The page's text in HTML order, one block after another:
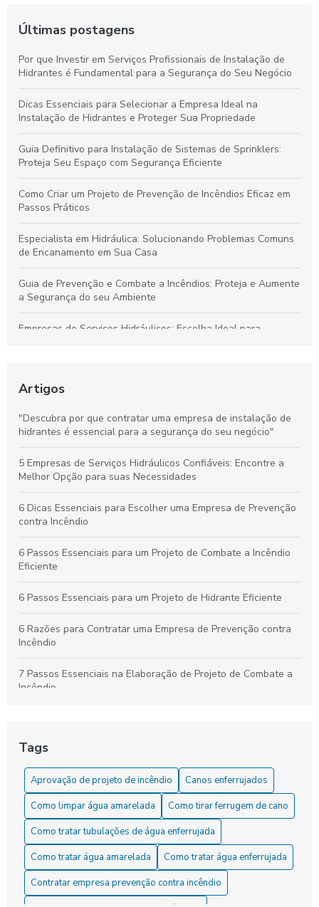
Últimas postagens
Por que Investir em Serviços Profissionais de Instalação de
Hidrantes é Fundamental para a Segurança do Seu Negócio
Dicas Essenciais para Selecionar a Empresa Ideal na
Instalação de Hidrantes e Proteger Sua Propriedade
Guia Definitivo para Instalação de Sistemas de Sprinklers:
Proteja Seu Espaço com Segurança Eficiente
Como Criar um Projeto de Prevenção de Incêndios Eficaz em
Passos Práticos
Especialista em Hidráulica: Solucionando Problemas Comuns
de Encanamento em Sua Casa
Guia de Prevenção e Combate a Incêndios: Proteja e Aumente
a Segurança do seu Ambiente
Empresas de Serviços Hidráulicos: Escolha Ideal para
Conhecimento
Proteja Seu Patrimônio: Descubra Como uma Empresa de
Prevenção Contra Incêndio Pode Fazer a Diferença
Elaboração de projeto de combate a incêndio: Proteja seu
espaço com eficácia
Artigos
"Descubra por que contratar uma empresa de instalação de
hidrantes é essencial para a segurança do seu negócio"
5 Empresas de Serviços Hidráulicos Confiáveis: Encontre a
Melhor Opção para suas Necessidades
6 Dicas Essenciais para Escolher uma Empresa de Prevenção
contra Incêndio
6 Passos Essenciais para um Projeto de Combate a Incêndio
Eficiente
6 Passos Essenciais para um Projeto de Hidrante Eficiente
6 Razões para Contratar uma Empresa de Prevenção contra
Incêndio
7 Passos Essenciais na Elaboração de Projeto de Combate a
Incêndio
Aprovação de projeto de incêndio: Como garantir a segurança
Aprovação de projeto de incêndio: Como garantir a segurança
e a conformidade nas edificações
Aprovação de Projeto de Incêndio: Guia Completo
Aprovação de projeto de incêndio: guia completo para
garantir a segurança da sua edificação
Tags
Aprovação de projeto de incêndio
Canos enferrujados
Como limpar água amarelada
Como tirar ferrugem de cano
Como tratar tubulações de água enferrujada
Como tratar água amarelada
Como tratar água enferrujada
Contratar empresa prevenção contra incêndio